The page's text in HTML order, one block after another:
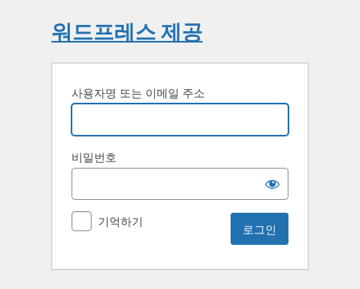
워드프레스 제공
사용자명 또는 이메일 주소
비밀번호
기억하기